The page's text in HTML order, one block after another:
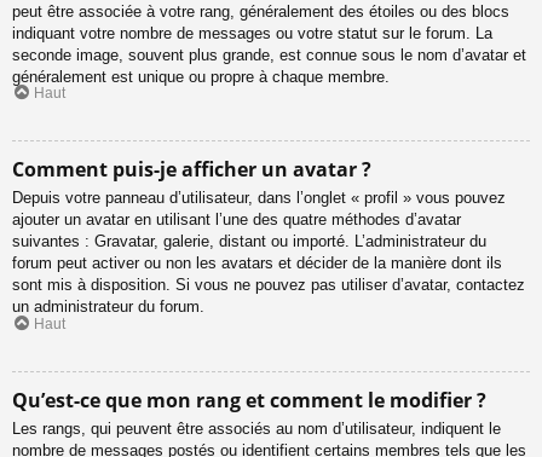
peut être associée à votre rang, généralement des étoiles ou des blocs
indiquant votre nombre de messages ou votre statut sur le forum. La
seconde image, souvent plus grande, est connue sous le nom d’avatar et
généralement est unique ou propre à chaque membre.
Haut
Comment puis-je afficher un avatar ?
Depuis votre panneau d’utilisateur, dans l’onglet « profil » vous pouvez
ajouter un avatar en utilisant l’une des quatre méthodes d’avatar
suivantes : Gravatar, galerie, distant ou importé. L’administrateur du
forum peut activer ou non les avatars et décider de la manière dont ils
sont mis à disposition. Si vous ne pouvez pas utiliser d’avatar, contactez
un administrateur du forum.
Haut
Qu’est-ce que mon rang et comment le modifier ?
Les rangs, qui peuvent être associés au nom d’utilisateur, indiquent le
nombre de messages postés ou identifient certains membres tels que les